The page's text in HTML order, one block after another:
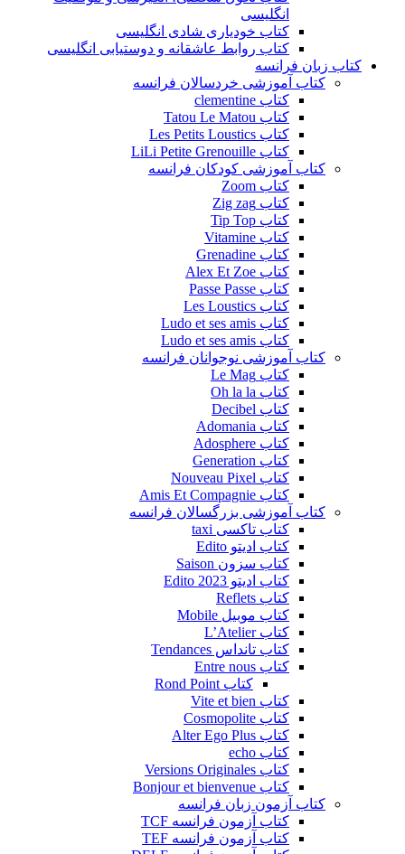
انگلیسی
کتاب خودیاری شادی انگلیسی
کتاب روابط عاشقانه و دوستیابی انگلیسی
کتاب زبان فرانسه
کتاب آموزشی خردسالان فرانسه
کتاب clementine
کتاب Tatou Le Matou
کتاب Les Petits Loustics
کتاب LiLi Petite Grenouille
کتاب آموزشی کودکان فرانسه
کتاب Zoom
کتاب Zig zag
کتاب Tip Top
کتاب Vitamine
کتاب Grenadine
کتاب Alex Et Zoe
کتاب Passe Passe
کتاب Les Loustics
کتاب Ludo et ses amis
کتاب Ludo et ses amis
کتاب آموزشی نوجوانان فرانسه
کتاب Le Mag
کتاب Oh la la
کتاب Decibel
کتاب Adomania
کتاب Adosphere
کتاب Generation
کتاب Nouveau Pixel
کتاب Amis Et Compagnie
کتاب آموزشی بزرگسالان فرانسه
کتاب تاکسی taxi
کتاب ادیتو Edito
کتاب سزون Saison
کتاب ادیتو Edito 2023
کتاب Reflets
کتاب موبیل Mobile
کتاب L’Atelier
کتاب تانداس Tendances
کتاب Entre nous
کتاب Rond Point
کتاب Vite et bien
کتاب Cosmopolite
کتاب Alter Ego Plus
کتاب echo
کتاب Versions Originales
کتاب Bonjour et bienvenue
کتاب آزمون زبان فرانسه
کتاب آزمون فرانسه TCF
کتاب آزمون فرانسه TEF